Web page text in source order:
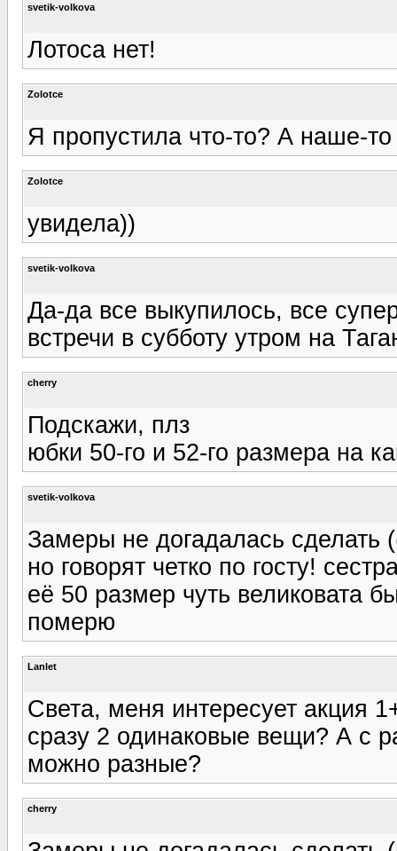
svetik-volkova
Лотоса нет!
Zolotce
Я пропустила что-то? А наше-
Zolotce
увидела))
svetik-volkova
Да-да все выкупилось, все
встречи в субботу утром на
cherry
Подскажи, плз
юбки 50-го и 52-го размера на
svetik-volkova
Замеры не догадалась сделать
но говорят четко по госту!
её 50 размер чуть великовата
померю
Lanlet
Света, меня интересует акция
сразу 2 одинаковые вещи? А с
можно разные?
cherry